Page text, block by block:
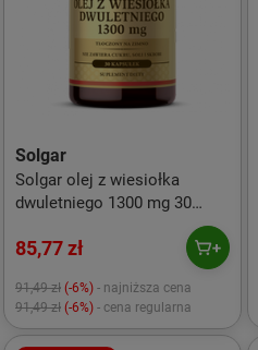
Solgar
Solgar olej z wiesiołka
dwuletniego 1300 mg 30
85,77 zł
91,49 zł (-6%) - najniższa cena
91,49 zł (-6%) - cena regularna